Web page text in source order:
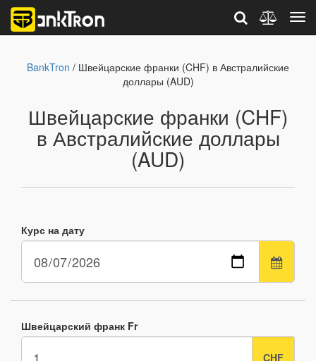
BankTron / Швейцарские франки (CHF) в Австралийские
доллары (AUD)
Швейцарские франки (CHF)
в Австралийские доллары
(AUD)
Курс на дату
Швейцарский франк Fr